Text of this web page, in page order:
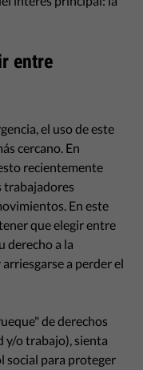
entre
el uso de este
cercano. En
recientemente
trabajadores
En este
que elegir entre
derecho a la
a perder el
de derechos
y/o trabajo), sienta
social para proteger